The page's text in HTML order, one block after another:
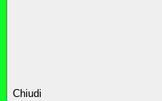
Chiudi